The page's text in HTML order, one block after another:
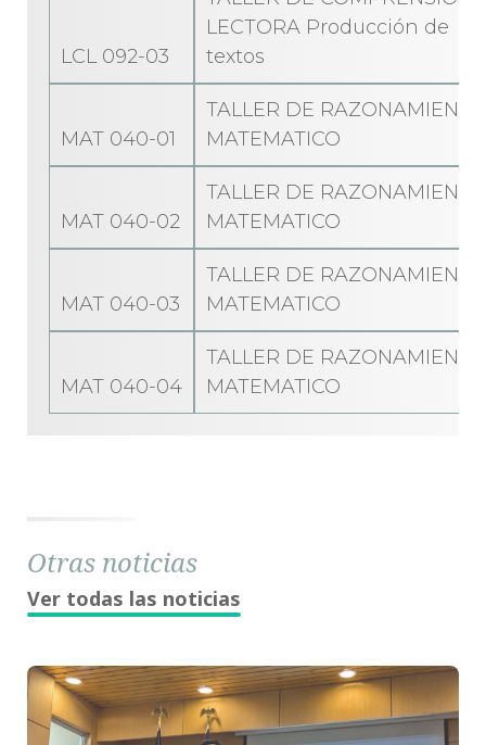
LCL 092-03
LECTORA Producción de
textos
MAT 040-01
TALLER DE RAZONAMIENTO
MATEMATICO
MAT 040-02
TALLER DE RAZONAMIENTO
MATEMATICO
MAT 040-03
TALLER DE RAZONAMIENTO
MATEMATICO
MAT 040-04
TALLER DE RAZONAMIENTO
MATEMATICO
Otras noticias
Ver todas las noticias